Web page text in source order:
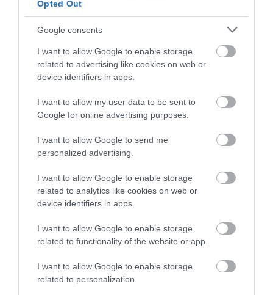
Opted Out
Google consents
I want to allow Google to enable storage
related to advertising like cookies on web or
device identifiers in apps.
I want to allow my user data to be sent to
Google for online advertising purposes.
I want to allow Google to send me
personalized advertising.
I want to allow Google to enable storage
related to analytics like cookies on web or
device identifiers in apps.
I want to allow Google to enable storage
related to functionality of the website or app.
I want to allow Google to enable storage
related to personalization.
08.08.2026 | 09:20
Συγκίνηση και βαθιά πίστη στην
του Ρώσσο για το θαύμα της
βροχής στη φωτιά του 2021
08.08.2026 | 09:00
Εορτολόγιο: Ποιοι γιορτάζουν
σήμερα, Σάββατο 8 Αυγούστου
Τραγική κατάληξη είχε
η θαλάσσια εκδρομή
για 57χρονο τουρίστα
Αυτοψία στα καμένα:
37 σπίτια κρίθηκαν
κατεδαφιστέα στο
Πόρτο Γερμενό